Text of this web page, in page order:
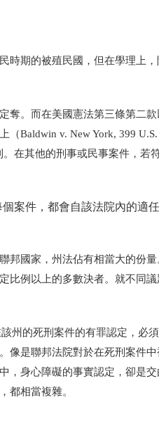
時期的被殖民國，但在學理上
奪。而在美國憲法第三條第二
（Baldwin v. New York, 399
在其他的刑事或民事案件，若
案件，都會自該法院內的適
邦國家，州法佔有相當大的份
比例以上的多數決者。就不同
州的死刑案件的有罪認定，必
像是聯邦法院對於在死刑案件
，身心障礙的事實認定，卻是
都相當複雜。